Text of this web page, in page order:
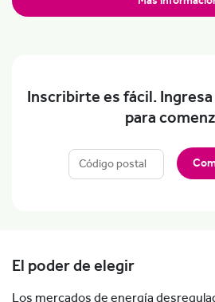
Inscribirte es fácil.
para
El poder de elegir
Los mercados de energía